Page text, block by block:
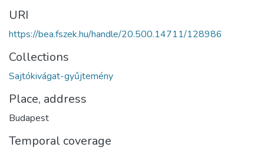
URI
https://bea.fszek.hu/handle/20.500.14711/128986
Collections
Sajtókivágat-gyűjtemény
Place, address
Budapest
Temporal coverage